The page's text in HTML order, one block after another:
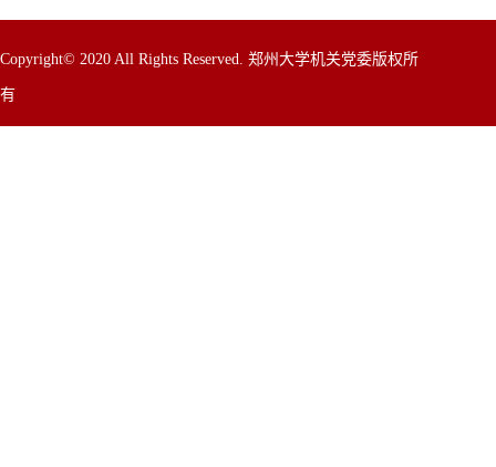
Copyright© 2020 All Rights Reserved. 郑州大学机关党委版权所
有